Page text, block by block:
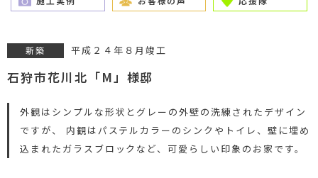
新築 平成２４年８月竣工
石狩市花川北「M」様邸
外観はシンプルな形状とグレーの外壁の洗練されたデザイン
ですが、 内観はパステルカラーのシンクやトイレ、壁に埋め
込まれたガラスブロックなど、可愛らしい印象のお家です。